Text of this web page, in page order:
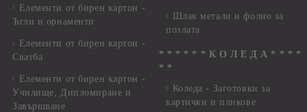
Елементи от бирен картон -
Ъгли и орнаменти
Елементи от бирен картон -
Сватба
Елементи от бирен картон -
Училище, Дипломиране и
Завършване
Шлак метали и фолио за
позлата
* * * * * * К О Л Е Д А * * * *
* *
Коледа - Заготовки за
картички и пликове